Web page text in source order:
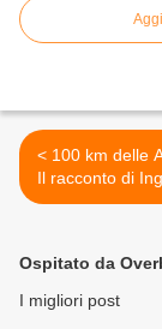
< 100 km delle Alpi (3^ ed).
Il racconto di
bellezza del
Ospitato da
I migliori post